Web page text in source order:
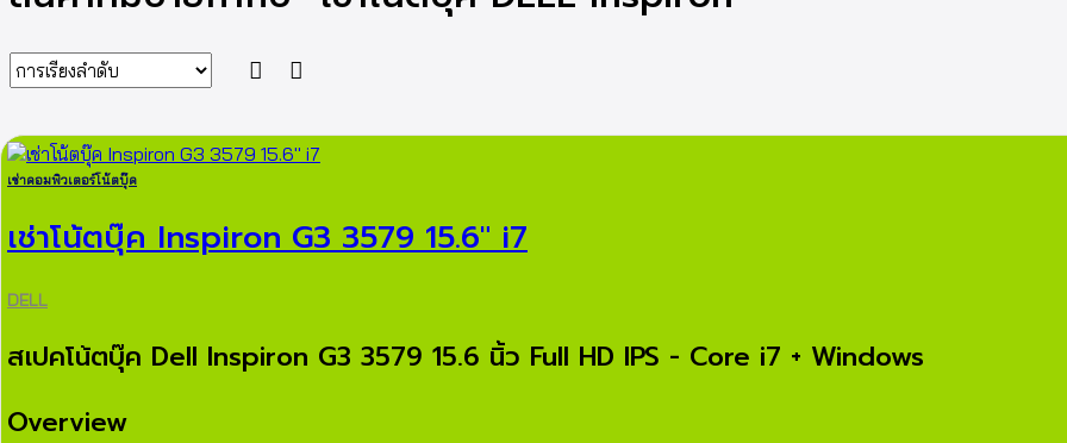
เช่าคอมพิวเตอร์โน้ตบุ๊ค
เช่าโน้ตบุ๊ค Inspiron G3 3579 15.6″ i7
DELL
สเปคโน้ตบุ๊ค Dell Inspiron G3 3579 15.6 นิ้ว Full HD IPS - Core i7 + Windows
Overview